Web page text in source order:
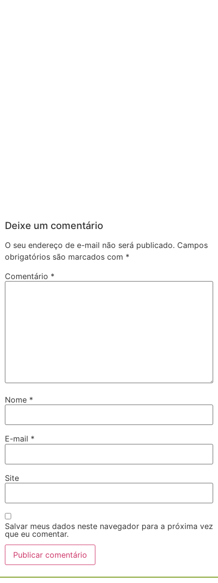
Deixe um comentário
O seu endereço de e-mail não será publicado. Campos
obrigatórios são marcados com *
Comentário *
Nome *
E-mail *
Site
Salvar meus dados neste navegador para a próxima vez
que eu comentar.